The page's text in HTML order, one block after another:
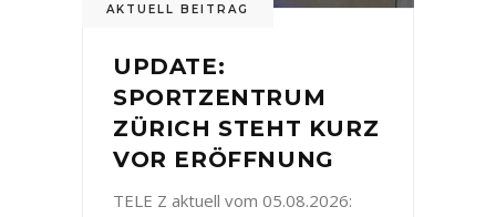
AKTUELL BEITRAG
UPDATE:
SPORTZENTRUM
ZÜRICH STEHT KURZ
VOR ERÖFFNUNG
TELE Z aktuell vom 05.08.2026: